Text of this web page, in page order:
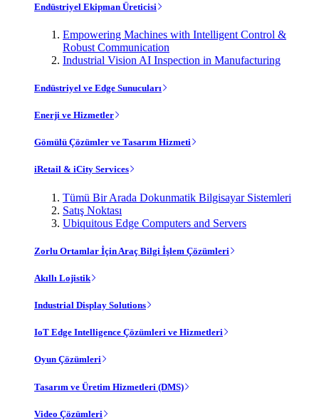
Endüstriyel Ekipman Üreticisi
Empowering Machines with Intelligent Control &
Robust Communication
Industrial Vision AI Inspection in Manufacturing
Endüstriyel ve Edge Sunucuları
Enerji ve Hizmetler
Gömülü Çözümler ve Tasarım Hizmeti
iRetail & iCity Services
Tümü Bir Arada Dokunmatik Bilgisayar Sistemleri
Satış Noktası
Ubiquitous Edge Computers and Servers
Zorlu Ortamlar İçin Araç Bilgi İşlem Çözümleri
Akıllı Lojistik
Industrial Display Solutions
IoT Edge Intelligence Çözümleri ve Hizmetleri
Oyun Çözümleri
Tasarım ve Üretim Hizmetleri (DMS)
Video Çözümleri